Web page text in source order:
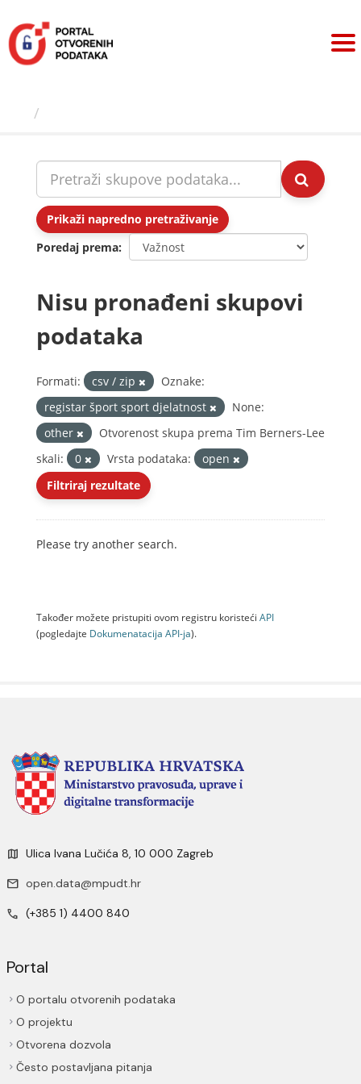
sadržaj
Prikaži napredno pretraživanje
Poredaj prema
Nisu pronađeni skupovi
podataka
Formati: csv / zip
Oznake:
registar šport sport djelatnost
None:
other
Otvorenost skupa prema Tim Berners-Lee
skali:
0 Vrsta podataka:
open
Filtriraj rezultate
Please try another search.
Također možete pristupiti ovom registru koristeći API
(pogledajte Dokumenаtаcijа API-jа).